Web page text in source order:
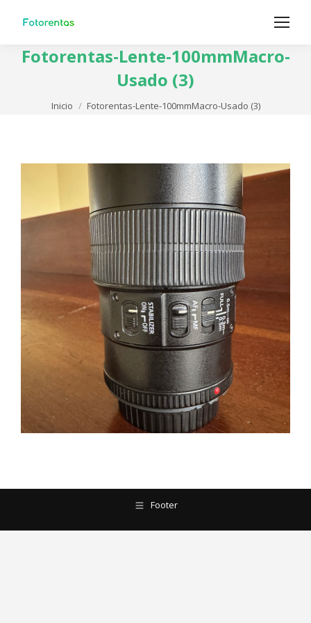
Fotorentas-Lente-100mmMacro-
Usado (3)
Estás aquí:
Inicio Fotorentas-Lente-100mmMacro-Usado (3)
Footer